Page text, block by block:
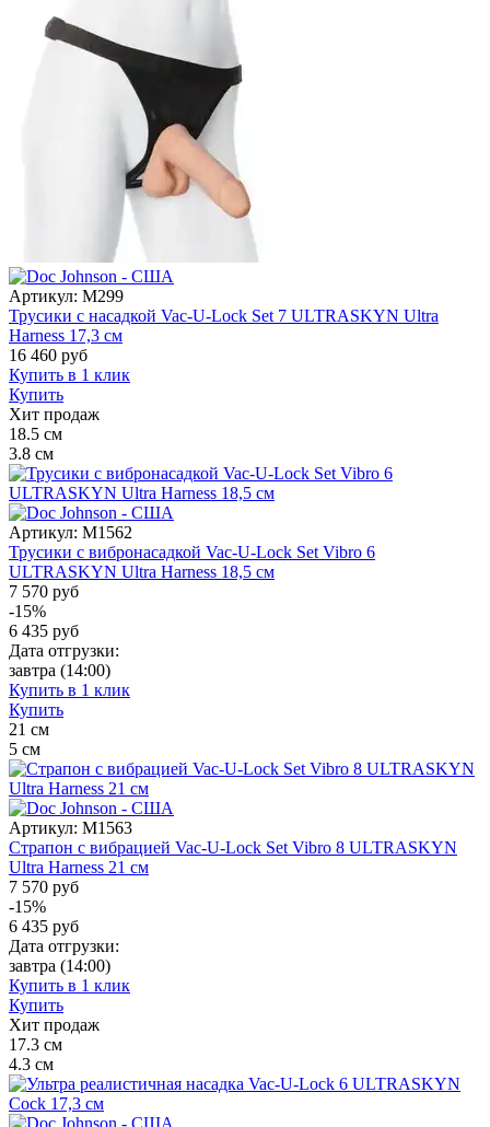
Артикул: M299
Трусики с насадкой Vac-U-Lock Set 7 ULTRASKYN Ultra
Harness 17,3 см
16 460 руб
Купить в 1 клик
Купить
Хит продаж
18.5 см
3.8 см
Артикул: M1562
Трусики с вибронасадкой Vac-U-Lock Set Vibro 6
ULTRASKYN Ultra Harness 18,5 см
7 570 руб
-15%
6 435 руб
Дата отгрузки:
завтра (14:00)
Купить в 1 клик
Купить
21 см
5 см
Артикул: M1563
Страпон с вибрацией Vac-U-Lock Set Vibro 8 ULTRASKYN
Ultra Harness 21 см
7 570 руб
-15%
6 435 руб
Дата отгрузки:
завтра (14:00)
Купить в 1 клик
Купить
Хит продаж
17.3 см
4.3 см